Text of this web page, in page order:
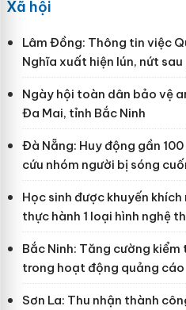
Xã hội
Lâm Đồng: Thông tin việc
Nghĩa xuất hiện lún, nứt
Ngày hội toàn dân bảo vệ
Đa Mai, tỉnh Bắc Ninh
Đà Nẵng: Huy động gần
cứu nhóm người bị sóng
Học sinh được khuyến
thực hành 1 loại hình nghệ
Bắc Ninh: Tăng cường
trong hoạt động quảng cáo
Sơn La: Thu nhận thành